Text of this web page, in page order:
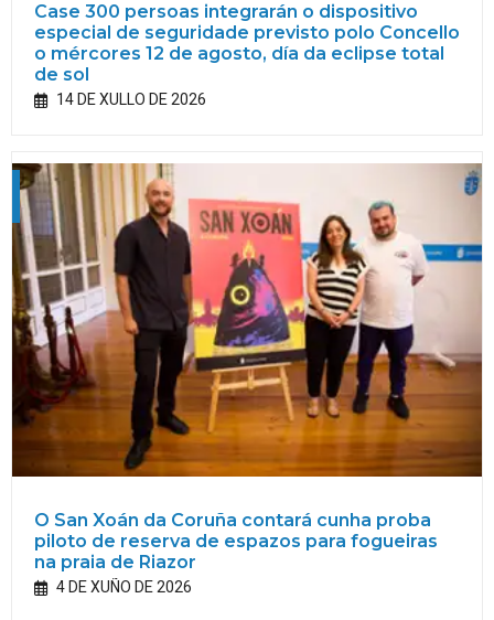
Case 300 persoas integrarán o dispositivo
especial de seguridade previsto polo Concello
o mércores 12 de agosto, día da eclipse total
de sol
14 DE XULLO DE 2026
O San Xoán da Coruña contará cunha proba
piloto de reserva de espazos para fogueiras
na praia de Riazor
4 DE XUÑO DE 2026